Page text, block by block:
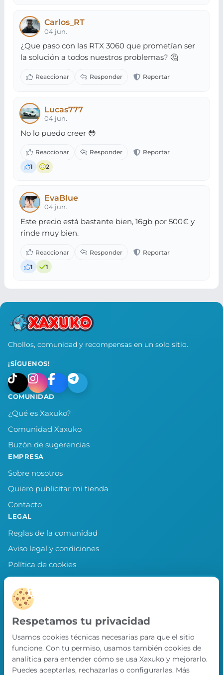
Carlos_RT
04 jun.
¿Que paso con las RTX 3060 que prometían ser
la solución a todos nuestros problemas? 🤔
Lucas777
04 jun.
No lo puedo creer 😳
1 2
EvaBlue
04 jun.
Este precio está bastante bien, 16gb por 500€ y
rinde muy bien.
1 1
Chollos, comunidad y recompensas en un solo sitio.
¡SÍGUENOS!
COMUNIDAD
¿Qué es Xaxuko?
Comunidad Xaxuko
Buzón de sugerencias
EMPRESA
Sobre nosotros
Quiero publicitar mi tienda
Contacto
LEGAL
Reglas de la comunidad
Aviso legal y condiciones
Política de cookies
Política de privacidad
Preferencias de cookies
LLEVA XAXUKO CONTIGO
Chollos, misiones y recompensas desde
nuestra APP.
PRÓXIMAMENTE EN
App Store
Respetamos tu privacidad
Usamos cookies técnicas necesarias para que el sitio
funcione. Con tu permiso, usamos también cookies de
analítica para entender cómo se usa Xaxuko y mejorarlo.
Puedes aceptarlas, rechazarlas o configurarlas. Más